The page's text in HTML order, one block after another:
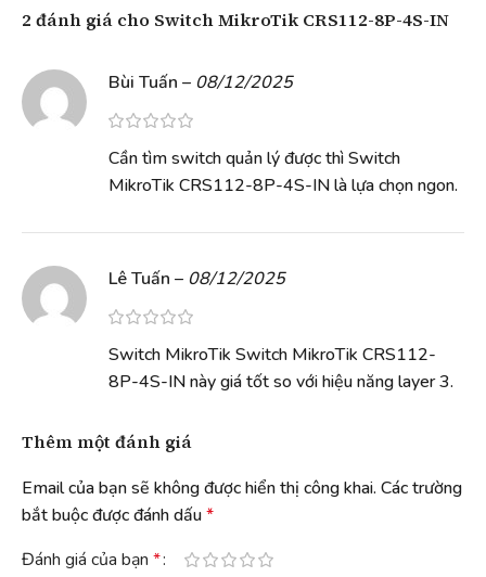
2 đánh giá cho Switch MikroTik CRS112-8P-4S-IN
Bùi Tuấn – 08/12/2025
Cần tìm switch quản lý được thì Switch
MikroTik CRS112-8P-4S-IN là lựa chọn ngon.
Lê Tuấn – 08/12/2025
Switch MikroTik Switch MikroTik CRS112-
8P-4S-IN này giá tốt so với hiệu năng layer 3.
Thêm một đánh giá
Email của bạn sẽ không được hiển thị công khai. Các trường
bắt buộc được đánh dấu*
Đánh giá của bạn *